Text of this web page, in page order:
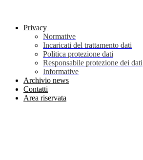
Privacy
Normative
Incaricati del trattamento dati
Politica protezione dati
Responsabile protezione dei dati
Informative
Archivio news
Contatti
Area riservata